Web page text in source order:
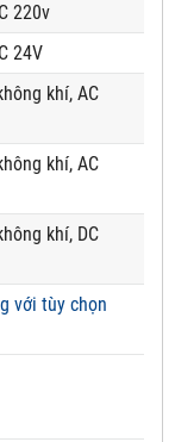
220v
24V
khí, AC
khí, AC
khí, DC
với tùy chọn